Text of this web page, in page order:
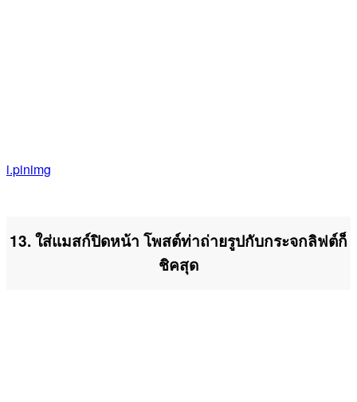
i.pinimg
13. ใส่แมสก์ปิดหน้า โพสต์ท่าถ่ายรูปกับกระจกลิฟต์ก็
ชิคสุด